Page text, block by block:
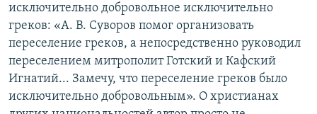
исключительно добровольное исключительно
греков: «А. В. Суворов помог организовать
переселение греков, а непосредственно руководил
переселением митрополит Готский и Кафский
Игнатий... Замечу, что переселение греков было
исключительно добровольным». О христианах